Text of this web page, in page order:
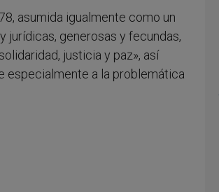
asumida igualmente como un
jurídicas, generosas y fecundas,
justicia y paz», así
especialmente a la problemática